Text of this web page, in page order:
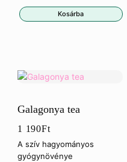
Kosárba
Galagonya tea
1 190Ft
A szív hagyományos
gyógynövénye